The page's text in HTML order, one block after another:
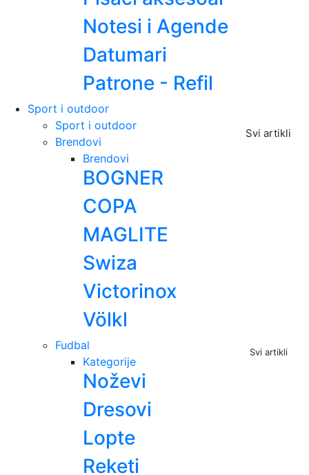
Notesi i Agende
Datumari
Patrone - Refil
Sport i outdoor
Svi artikli
Sport i outdoor
Brendovi
Brendovi
BOGNER
COPA
MAGLITE
Swiza
Victorinox
Völkl
Svi artikli
Fudbal
Kategorije
Noževi
Dresovi
Lopte
Reketi